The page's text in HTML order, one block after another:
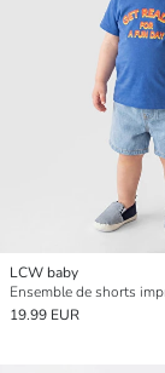
LCW baby
19.99 EUR